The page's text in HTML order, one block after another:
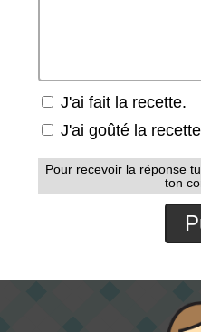
J'ai fait la recette.
J'ai goûté la
Pour recevoir la réponse
ton